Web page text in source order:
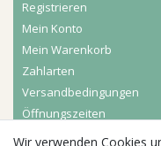
Registrieren
Mein Konto
Mein Warenkorb
Zahlarten
Versandbedingungen
Öffnungszeiten
Wir verwenden Cookies